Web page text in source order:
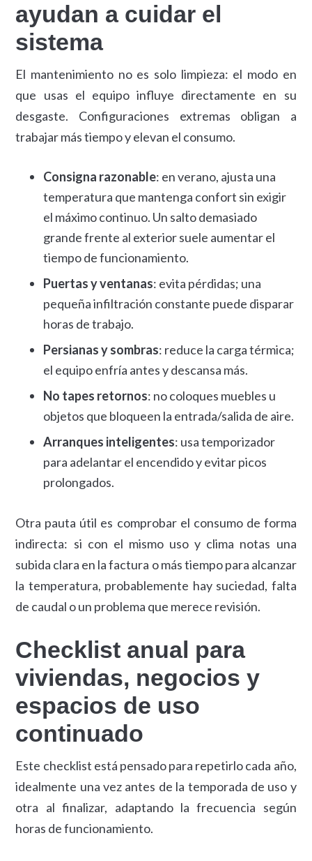
ayudan a cuidar el
sistema
El mantenimiento no es solo limpieza: el modo en
que usas el equipo influye directamente en su
desgaste. Configuraciones extremas obligan a
trabajar más tiempo y elevan el consumo.
Consigna razonable: en verano, ajusta una
temperatura que mantenga confort sin exigir
el máximo continuo. Un salto demasiado
grande frente al exterior suele aumentar el
tiempo de funcionamiento.
Puertas y ventanas: evita pérdidas; una
pequeña infiltración constante puede disparar
horas de trabajo.
Persianas y sombras: reduce la carga térmica;
el equipo enfría antes y descansa más.
No tapes retornos: no coloques muebles u
objetos que bloqueen la entrada/salida de aire.
Arranques inteligentes: usa temporizador
para adelantar el encendido y evitar picos
prolongados.
Otra pauta útil es comprobar el consumo de forma
indirecta: si con el mismo uso y clima notas una
subida clara en la factura o más tiempo para alcanzar
la temperatura, probablemente hay suciedad, falta
de caudal o un problema que merece revisión.
Checklist anual para
viviendas, negocios y
espacios de uso
continuado
Este checklist está pensado para repetirlo cada año,
idealmente una vez antes de la temporada de uso y
otra al finalizar, adaptando la frecuencia según
horas de funcionamiento.